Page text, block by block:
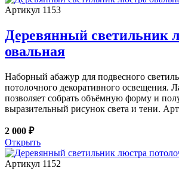
Артикул 1153
Деревянный светильник
овальная
Наборный абажур для подвесного
потолочного декоративного освещения.
позволяет собрать объёмную форму и
выразительный рисунок света и тени.
2 000 ₽
Открыть
Артикул 1152